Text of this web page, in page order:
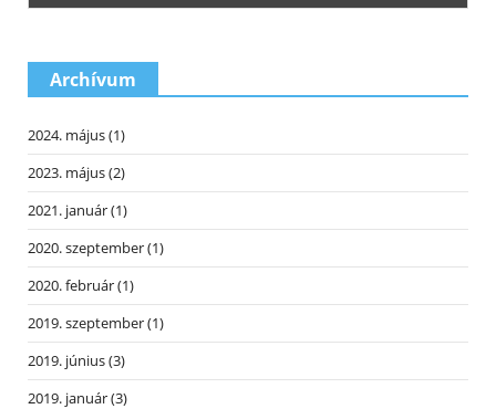
Archívum
2024. május(1)
2023. május(2)
2021. január(1)
2020. szeptember(1)
2020. február(1)
2019. szeptember(1)
2019. június(3)
2019. január(3)